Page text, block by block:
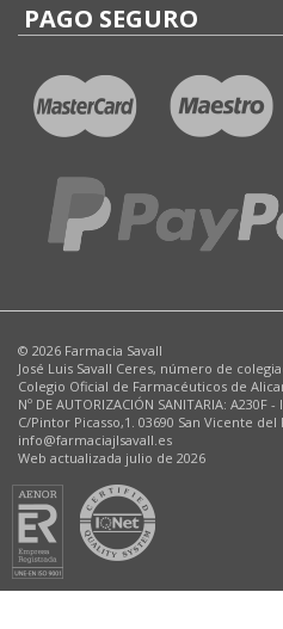
PAGO SEGURO
© 2026 Farmacia Savall
José Luis Savall Ceres, número de
Colegio Oficial de Farmacéuticos de
Nº DE AUTORIZACIÓN SANITARIA: A230F
C/Pintor Picasso,1. 03690 San Vicente del
info@farmaciajlsavall.es
Web actualizada julio de 2026